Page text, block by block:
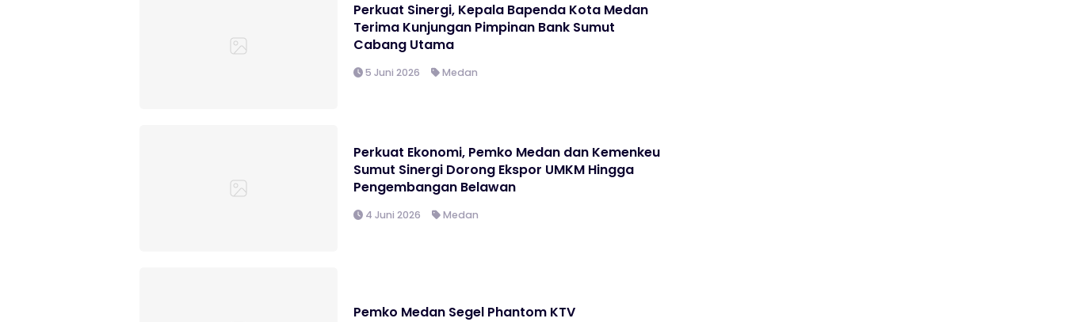
Perkuat Sinergi, Kepala Bapenda Kota Medan
Terima Kunjungan Pimpinan Bank Sumut
Cabang Utama
5 Juni 2026 Medan
Perkuat Ekonomi, Pemko Medan dan Kemenkeu
Sumut Sinergi Dorong Ekspor UMKM Hingga
Pengembangan Belawan
4 Juni 2026 Medan
Pemko Medan Segel Phantom KTV